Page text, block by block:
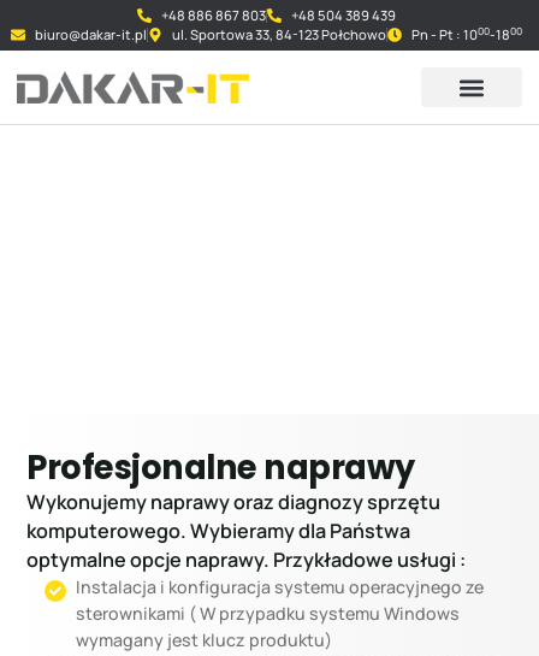
+48 886 867 803
+48 504 389 439
biuro@dakar-it.pl
ul. Sportowa 33, 84-123 Połchowo Pn - Pt : 1000-1800
Profesjonalne naprawy
Wykonujemy naprawy oraz diagnozy sprzętu
komputerowego. Wybieramy dla Państwa
optymalne opcje naprawy. Przykładowe usługi :
Instalacja i konfiguracja systemu operacyjnego ze
sterownikami ( W przypadku systemu Windows
wymagany jest klucz produktu)